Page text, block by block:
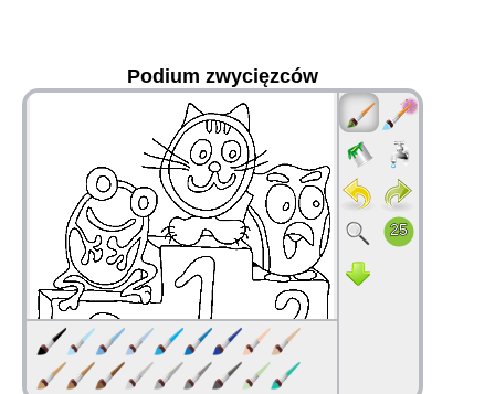
Podium zwycięzców